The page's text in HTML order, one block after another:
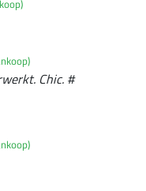
Chic. #